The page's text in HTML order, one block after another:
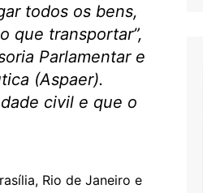
todos os bens,
que transportar”,
Parlamentar e
(Aspaer).
civil e que o
Rio de Janeiro e